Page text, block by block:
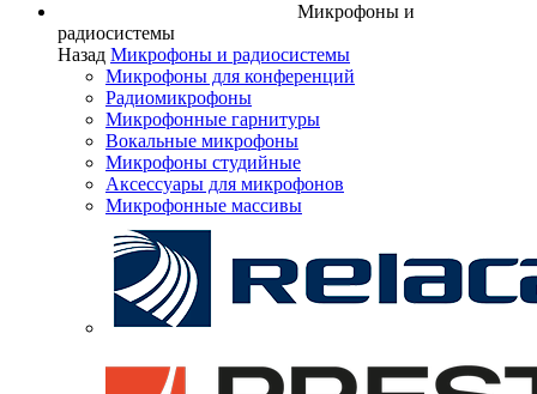
Микрофоны и
радиосистемы
Назад Микрофоны и радиосистемы
Микрофоны для конференций
Радиомикрофоны
Микрофонные гарнитуры
Вокальные микрофоны
Микрофоны студийные
Аксессуары для микрофонов
Микрофонные массивы